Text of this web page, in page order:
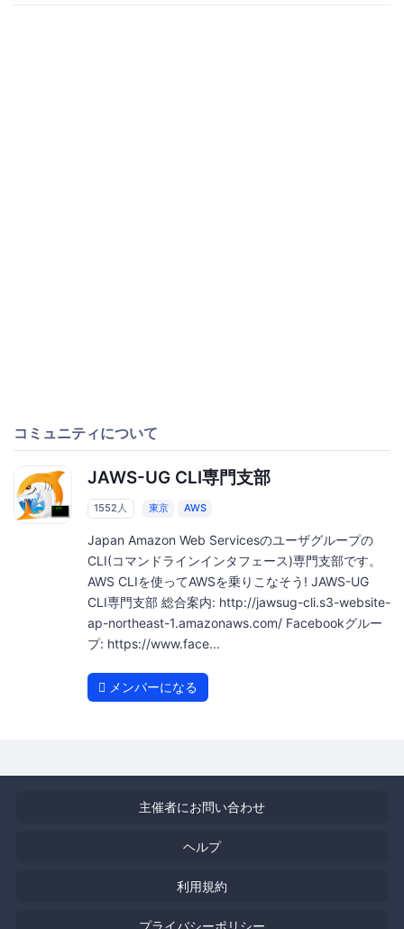
コミュニティについて
JAWS-UG CLI専門支部
1552人 東京 AWS
Japan Amazon Web Servicesのユーザグループの
CLI(コマンドラインインタフェース)専門支部です。
AWS CLIを使ってAWSを乗りこなそう! JAWS-UG
CLI専門支部 総合案内: http://jawsug-cli.s3-website-
ap-northeast-1.amazonaws.com/ Facebookグルー
プ: https://www.face...
メンバーになる
主催者にお問い合わせ
ヘルプ
利用規約